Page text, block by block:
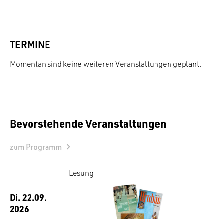
TERMINE
Momentan sind keine weiteren Veranstaltungen geplant.
Bevorstehende Veranstaltungen
zum Programm
Lesung
Di. 22.09.
2026